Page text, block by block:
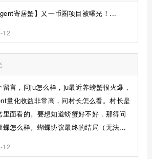
寄居蟹】又一币圈项目被曝光！...
12
留言，问ju怎么样，ju最近养螃蟹很火爆，
量化收益非常高，问村长怎么看。村长是
里面看的。要想知道螃蟹好不好，那得问
蝶怎么样。蝴蝶协议最终的结局（无法...
12